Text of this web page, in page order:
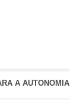
A AUTONOMIA